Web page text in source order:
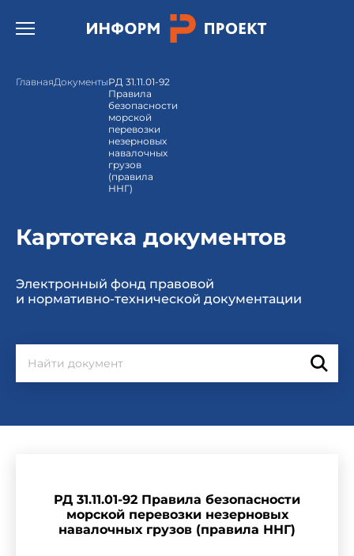
Открыть бургер меню.
ГлавнаяДокументыРД 31.11.01-92
Правила
безопасности
морской
перевозки
незерновых
навалочных
грузов
(правила
ННГ)
Картотека документов
Электронный фонд правовой
и нормативно-технической документации
РД 31.11.01-92 Правила безопасности
морской перевозки незерновых
навалочных грузов (правила ННГ)